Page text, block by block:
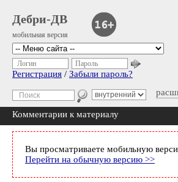
Дебри-ДВ
мобильная версия
Логин Пароль
Регистрация / Забыли пароль?
Комментарии к материалу
Вы просматриваете мобильную
Перейти на обычную версию >>